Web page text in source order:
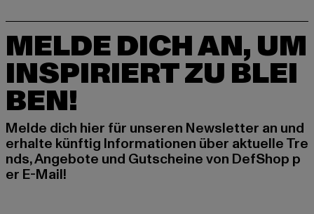
MELDE DICH AN, UM
INSPIRIERT ZU BLEI
BEN!
Melde dich hier für unseren Newsletter an und
erhalte künftig Informationen über aktuelle Tre
nds, Angebote und Gutscheine von DefShop p
er E-Mail!